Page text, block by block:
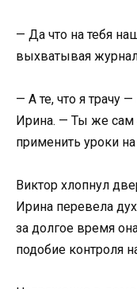
— Да что на тебя
выхватывая
— А те, что я трачу
Ирина. — Ты же сам
применить уроки на
Виктор хлопнул
Ирина перевела
за долгое время
подобие контроля